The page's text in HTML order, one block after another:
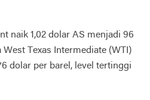
naik 1,02 dolar AS menjadi 96
Texas Intermediate (WTI)
dolar per barel, level tertinggi